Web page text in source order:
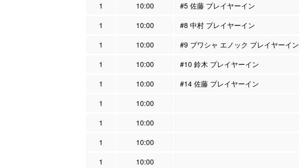
1 10:00
#5 佐藤 プレイヤーイン
1
10:00
#8 中村 プレイヤーイン
1
10:00
#9 ブワシャ エノック プレイヤーイン
1
10:00
#10 鈴木 プレイヤーイン
1
10:00
#14 佐藤 プレイヤーイン
1
10:00
1
10:00
1
10:00
1
10:00